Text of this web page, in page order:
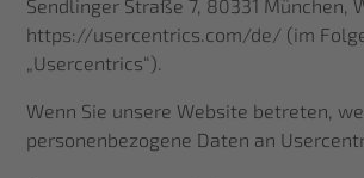
Sendlinger Straße 7, 80331 München,
https://usercentrics.com/de/ (im
„Usercentrics“).
Wenn Sie unsere Website betreten,
personenbezogene Daten an